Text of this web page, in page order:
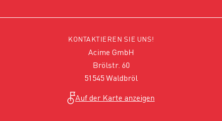
KONTAKTIEREN SIE UNS!
Acime GmbH
Brölstr. 60
51545 Waldbröl
Auf der Karte anzeigen